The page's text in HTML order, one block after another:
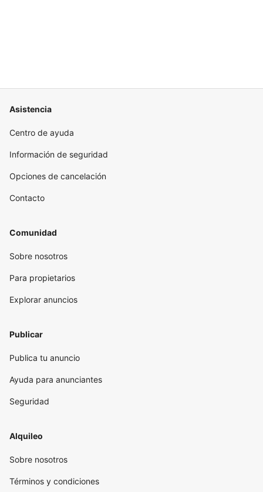
Asistencia
Centro de ayuda
Información de seguridad
Opciones de cancelación
Contacto
Comunidad
Sobre nosotros
Para propietarios
Explorar anuncios
Publicar
Publica tu anuncio
Ayuda para anunciantes
Seguridad
Alquileo
Sobre nosotros
Términos y condiciones